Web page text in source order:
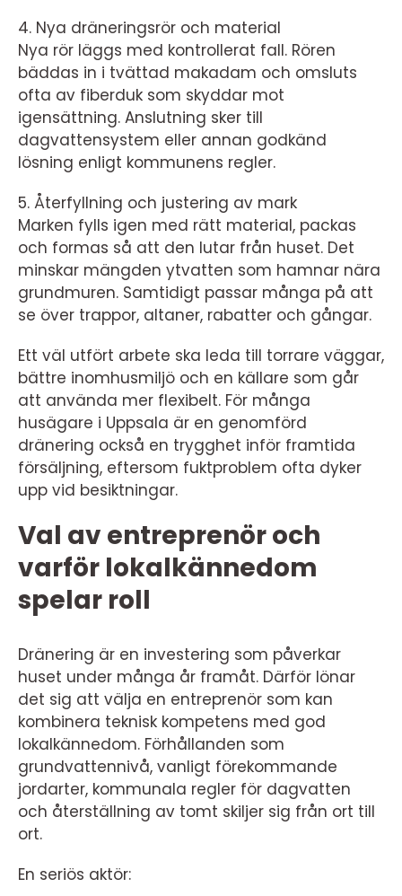
4. Nya dräneringsrör och material
Nya rör läggs med kontrollerat fall. Rören
bäddas in i tvättad makadam och omsluts
ofta av fiberduk som skyddar mot
igensättning. Anslutning sker till
dagvattensystem eller annan godkänd
lösning enligt kommunens regler.
5. Återfyllning och justering av mark
Marken fylls igen med rätt material, packas
och formas så att den lutar från huset. Det
minskar mängden ytvatten som hamnar nära
grundmuren. Samtidigt passar många på att
se över trappor, altaner, rabatter och gångar.
Ett väl utfört arbete ska leda till torrare väggar,
bättre inomhusmiljö och en källare som går
att använda mer flexibelt. För många
husägare i Uppsala är en genomförd
dränering också en trygghet inför framtida
försäljning, eftersom fuktproblem ofta dyker
upp vid besiktningar.
Val av entreprenör och
varför lokalkännedom
spelar roll
Dränering är en investering som påverkar
huset under många år framåt. Därför lönar
det sig att välja en entreprenör som kan
kombinera teknisk kompetens med god
lokalkännedom. Förhållanden som
grundvattennivå, vanligt förekommande
jordarter, kommunala regler för dagvatten
och återställning av tomt skiljer sig från ort till
ort.
En seriös aktör: